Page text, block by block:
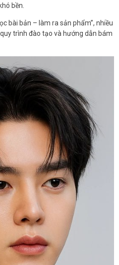
bền.
bài bản – làm ra sản phẩm”, nhiều
trình đào tạo và hướng dẫn bám